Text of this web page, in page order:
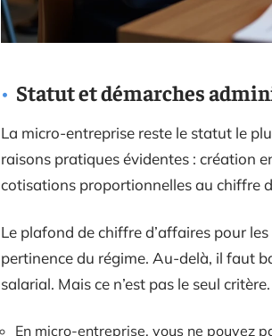
Statut et démarches
La micro-entreprise reste le statut le
raisons pratiques évidentes : création
cotisations proportionnelles au chiffre
Le plafond de chiffre d’affaires pour
pertinence du régime. Au-delà, il faut
salarial. Mais ce n’est pas le seul critère.
En micro-entreprise, vous ne pouvez